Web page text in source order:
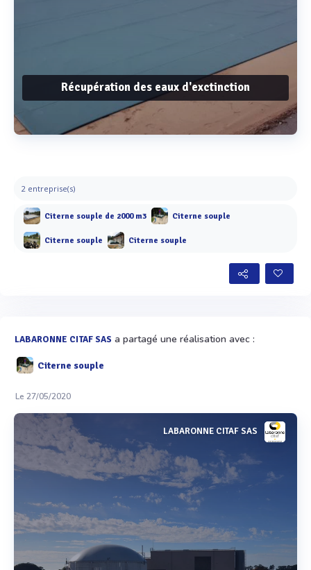
Récupération des eaux d'exctinction
2 entreprise(s)
Citerne souple de 2000 m3 Citerne souple
Citerne souple Citerne souple
LABARONNE CITAF SAS a partagé une réalisation avec :
Citerne souple
Le 27/05/2020
LABARONNE CITAF SAS